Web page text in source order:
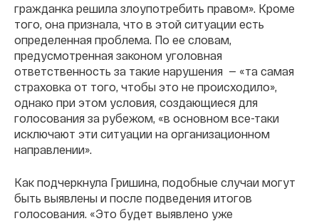
гражданка решила злоупотребить правом». Кроме
того, она признала, что в этой ситуации есть
определенная проблема. По ее словам,
предусмотренная законом уголовная
ответственность за такие нарушения — «та самая
страховка от того, чтобы это не происходило»,
однако при этом условия, создающиеся для
голосования за рубежом, «в основном все-таки
исключают эти ситуации на организационном
направлении».
Как подчеркнула Гришина, подобные случаи могут
быть выявлены и после подведения итогов
голосования. «Это будет выявлено уже